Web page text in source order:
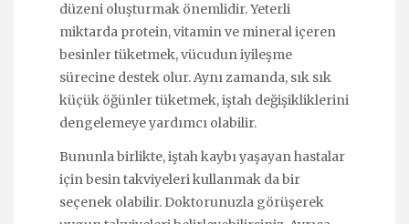
düzeni oluşturmak önemlidir. Yeterli
miktarda protein, vitamin ve mineral içeren
besinler tüketmek, vücudun iyileşme
sürecine destek olur. Aynı zamanda, sık sık
küçük öğünler tüketmek, iştah değişikliklerini
dengelemeye yardımcı olabilir.
Bununla birlikte, iştah kaybı yaşayan hastalar
için besin takviyeleri kullanmak da bir
seçenek olabilir. Doktorunuzla görüşerek